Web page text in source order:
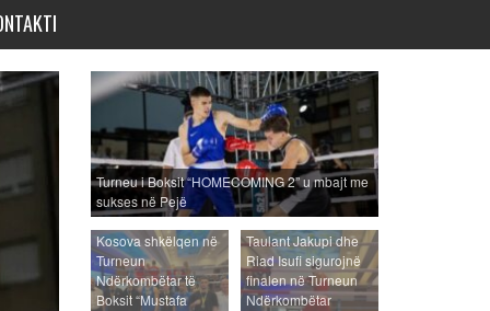
Turneu i Boksit “HOMECOMING 2” u mbajt me
sukses në Pejë
Kosova shkëlqen në
Turneun
Ndërkombëtar të
Boksit “Mustafa
Taulant Jakupi dhe
Riad Isufi sigurojnë
finalen në Turneun
Ndërkombëtar